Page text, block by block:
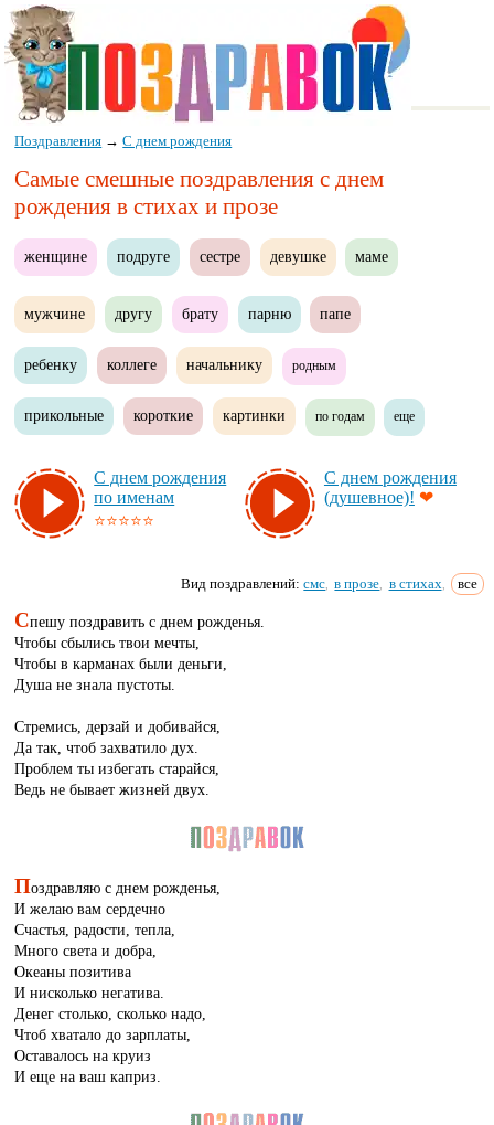
Поздравления →С днем рождения
Самые смешные поздравления с днем
рождения в стихах и прозе
женщине подруге сестре девушке маме
мужчине другу брату парню папе
ребенку коллеге начальнику родным
прикольные короткие картинки по годам еще
С днем рож­де­ния
по име­нам
⭐⭐⭐⭐⭐
С днем рож­де­ния
(ду­шев­ное)! ❤
Вид поздравлений:смс в прозе в стихах все
Спешу поздравить с днем рожденья.
Чтобы сбылись твои мечты,
Чтобы в карманах были деньги,
Душа не знала пустоты.
Стремись, дерзай и добивайся,
Да так, чтоб захватило дух.
Проблем ты избегать старайся,
Ведь не бывает жизней двух.
Поздравляю с днем рожденья,
И желаю вам сердечно
Счастья, радости, тепла,
Много света и добра,
Океаны позитива
И нисколько негатива.
Денег столько, сколько надо,
Чтоб хватало до зарплаты,
Оставалось на круиз
И еще на ваш каприз.